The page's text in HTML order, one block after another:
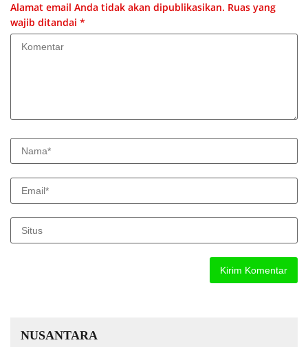
Alamat email Anda tidak akan dipublikasikan. Ruas yang
wajib ditandai *
NUSANTARA